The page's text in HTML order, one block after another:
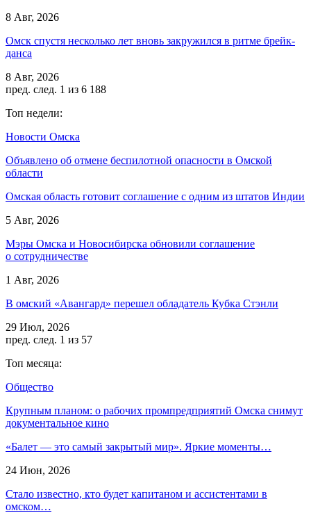
8 Авг, 2026
Омск спустя несколько лет вновь закружился в ритме брейк-
данса
8 Авг, 2026
пред. след. 1 из 6 188
Топ недели:
Новости Омска
Объявлено об отмене беспилотной опасности в Омской
области
Омская область готовит соглашение с одним из штатов Индии
5 Авг, 2026
Мэры Омска и Новосибирска обновили соглашение
о сотрудничестве
1 Авг, 2026
В омский «Авангард» перешел обладатель Кубка Стэнли
29 Июл, 2026
пред. след. 1 из 57
Топ месяца:
Общество
Крупным планом: о рабочих промпредприятий Омска снимут
документальное кино
«Балет — это самый закрытый мир». Яркие моменты…
24 Июн, 2026
Стало известно, кто будет капитаном и ассистентами в
омском…